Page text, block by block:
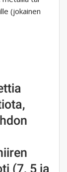
(jokainen
(7, 5 ja